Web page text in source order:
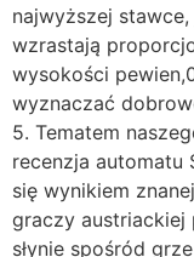
najwyższej
wzrastają
wysokości
wyznaczać
5. Tematem
recenzja automatu
się wynikiem
graczy austriackiej
słynie spośród